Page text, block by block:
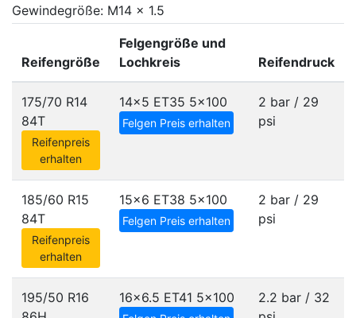
Gewindegröße: M14 x 1.5
Reifengröße
Felgengröße und
Lochkreis
Reifendruck
175/70 R14
84T
Reifenpreis
erhalten
14x5 ET35 5x100
Felgen Preis erhalten
2 bar / 29
psi
185/60 R15
84T
Reifenpreis
erhalten
15x6 ET38 5x100
Felgen Preis erhalten
2 bar / 29
psi
195/50 R16
16x6.5 ET41 5x100
2.2 bar / 32